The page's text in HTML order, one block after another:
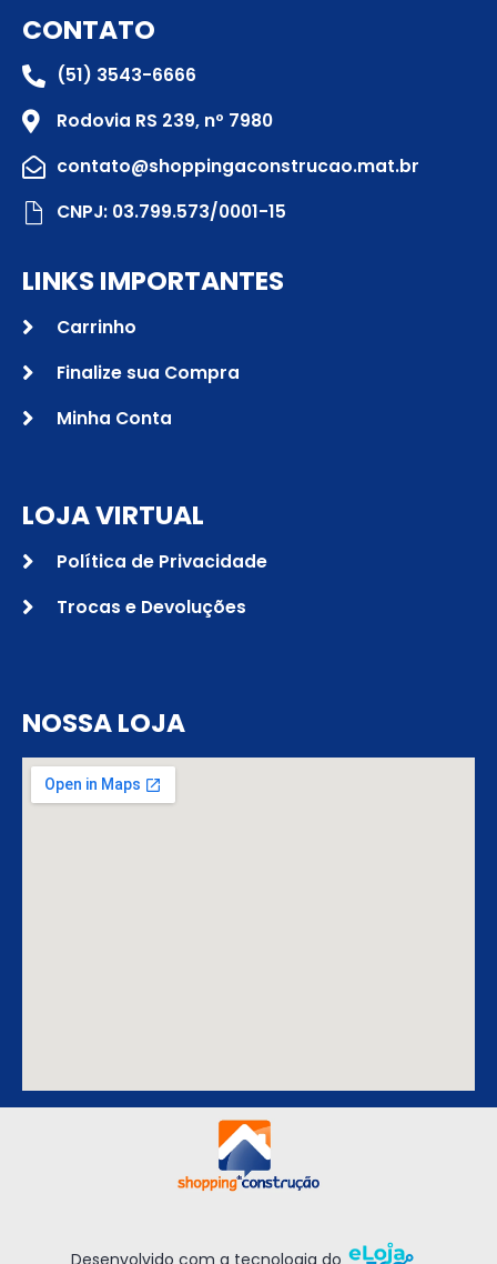
CONTATO
(51) 3543-6666
Rodovia RS 239, nº 7980
contato@shoppingaconstrucao.mat.br
CNPJ: 03.799.573/0001-15
LINKS IMPORTANTES
Carrinho
Finalize sua Compra
Minha Conta
LOJA VIRTUAL
Política de Privacidade
Trocas e Devoluções
NOSSA LOJA